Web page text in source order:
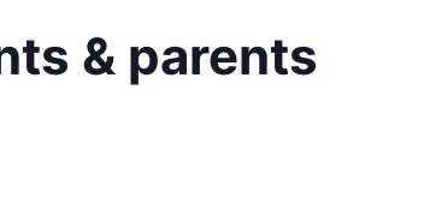
& parents